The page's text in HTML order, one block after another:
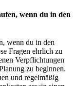
wenn du in den
wenn du in den
Fragen ehrlich zu
Verpflichtungen
zu beginnen.
und regelmäßig